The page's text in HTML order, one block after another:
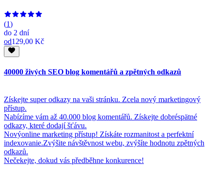
(1)
do 2 dní
od129,00 Kč
40000 živých SEO blog komentářů a zpětných odkazů
Získejte super odkazy na vaši stránku. Zcela nový marketingový
přístup.
Nabízíme vám až 40.000 blog komentářů. Získejte dobréspätné
odkazy, které dodají šťávu.
Novýonline marketing přístup! Získáte rozmanitost a perfektní
indexovanie.Zvýšite návštěvnost webu, zvýšíte hodnotu zpětných
odkazů.
Nečekejte, dokud vás předběhne konkurence!